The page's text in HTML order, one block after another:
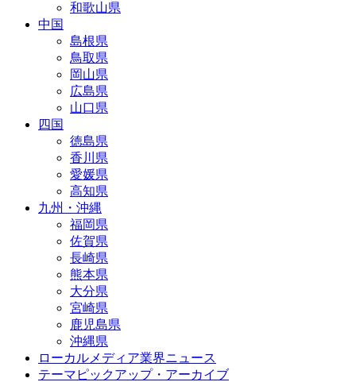
和歌山県
中国
島根県
鳥取県
岡山県
広島県
山口県
四国
徳島県
香川県
愛媛県
高知県
九州・沖縄
福岡県
佐賀県
長崎県
熊本県
大分県
宮崎県
鹿児島県
沖縄県
ローカルメディア業界ニュース
テーマピックアップ・アーカイブ